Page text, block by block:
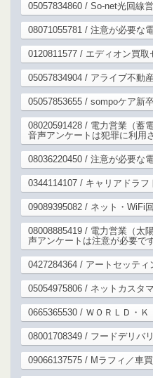
05057834860 / So-net光回線
08071055781 / 注意が必要な
0120811577 / エディオン買取
05057834904 / アライブ不動
05057853655 / sompoケア新
08020591428 / 電力営業（蓄
音声アンケートは犯罪に利用
08036220450 / 注意が必要な
0344114107 / キャリアドラフ
09089395082 / ネット・WiFi
08008885419 / 電力営業（太
声アンケートは注意が必要で
0427284364 / アートセッティ
05054975806 / ネットカスタ
0665365530 / ＷＯＲＬＤ・Ｋ
08001708349 / フードデリバ
09066137575 / Mラフィ／車